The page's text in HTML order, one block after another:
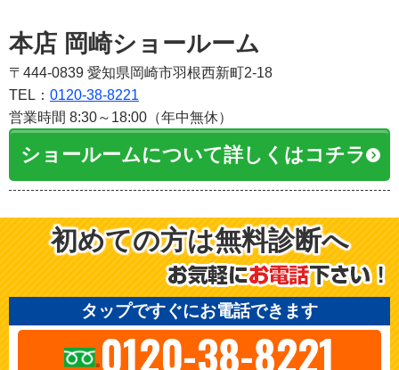
本店 岡崎ショールーム
〒444-0839 愛知県岡崎市羽根西新町2-18
TEL： 0120-38-8221
営業時間 8:30～18:00（年中無休）
ショールームについて詳しくはコチラ
初めての方は無料診断へ
タップですぐにお電話できます
0120-38-8221